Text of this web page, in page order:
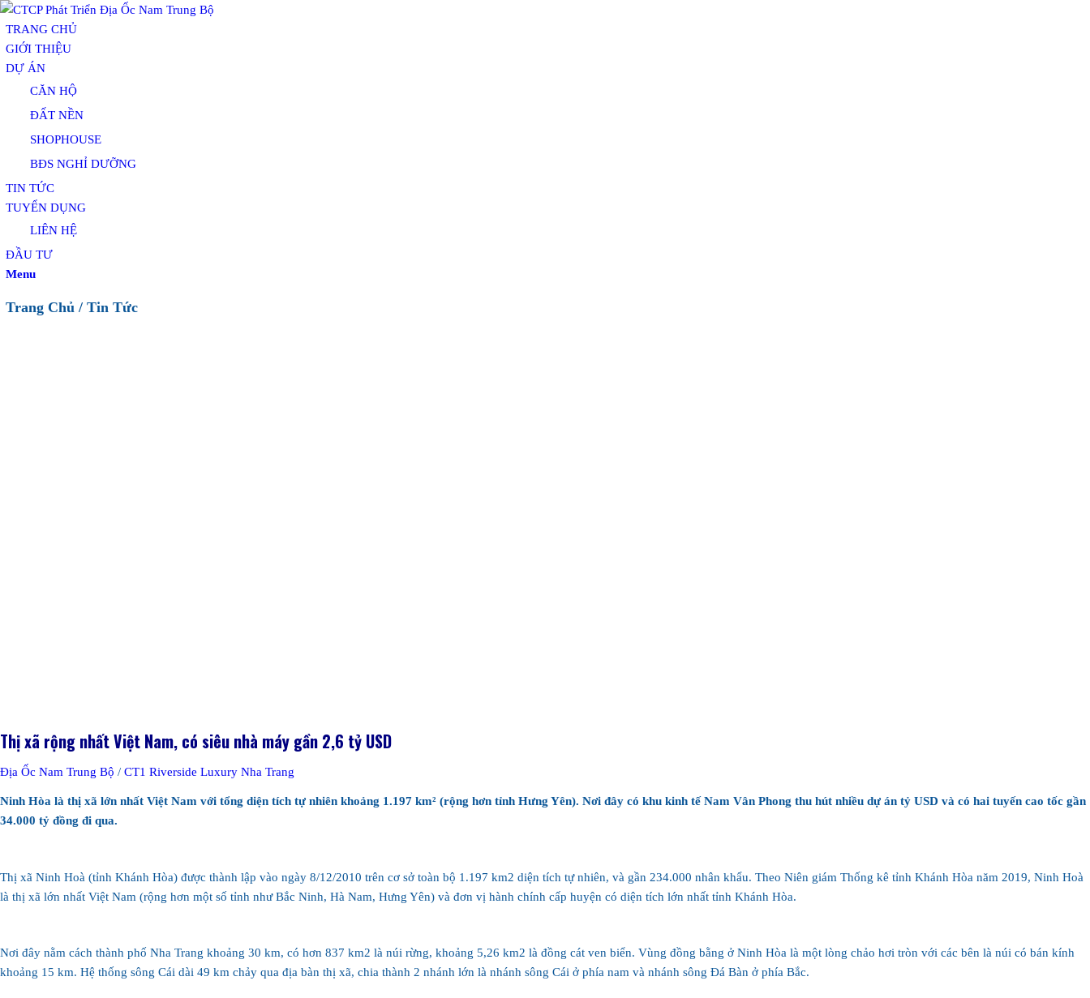
TRANG CHỦ
GIỚI THIỆU
DỰ ÁN
CĂN HỘ
ĐẤT NỀN
SHOPHOUSE
BĐS NGHỈ DƯỠNG
TIN TỨC
TUYỂN DỤNG
LIÊN HỆ
ĐẦU TƯ
Menu
Trang Chủ / Tin Tức
Thị xã rộng nhất Việt Nam, có siêu nhà máy gần 2,6 tỷ USD
Địa Ốc Nam Trung Bộ / CT1 Riverside Luxury Nha Trang
Ninh Hòa là thị xã lớn nhất Việt Nam với tổng diện tích tự nhiên khoảng 1.197 km² (rộng hơn tỉnh Hưng Yên). Nơi đây có khu kinh tế Nam Vân Phong thu hút nhiều dự án tỷ USD và có hai tuyến cao tốc gần
34.000 tỷ đồng đi qua.
Thị xã Ninh Hoà (tỉnh Khánh Hòa) được thành lập vào ngày 8/12/2010 trên cơ sở toàn bộ 1.197 km2 diện tích tự nhiên, và gần 234.000 nhân khẩu. Theo Niên giám Thống kê tỉnh Khánh Hòa năm 2019, Ninh Hoà
là thị xã lớn nhất Việt Nam (rộng hơn một số tỉnh như Bắc Ninh, Hà Nam, Hưng Yên) và đơn vị hành chính cấp huyện có diện tích lớn nhất tỉnh Khánh Hòa.
Nơi đây nằm cách thành phố Nha Trang khoảng 30 km, có hơn 837 km2 là núi rừng, khoảng 5,26 km2 là đồng cát ven biển. Vùng đồng bằng ở Ninh Hòa là một lòng chảo hơi tròn với các bên là núi có bán kính
khoảng 15 km. Hệ thống sông Cái dài 49 km chảy qua địa bàn thị xã, chia thành 2 nhánh lớn là nhánh sông Cái ở phía nam và nhánh sông Đá Bàn ở phía Bắc.